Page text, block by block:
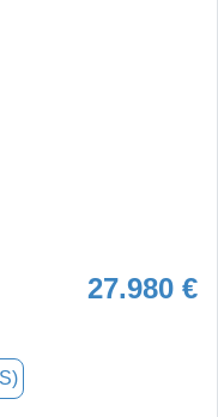
27.980 €